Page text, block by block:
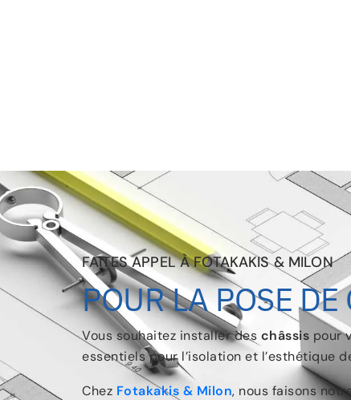
FAITES APPEL À FOTAKAKIS & MILON
POUR LA POSE
Vous souhaitez installer des châssis pour
essentiels pour l’isolation et l’esthétique
Chez Fotakakis & Milon, nous faisons